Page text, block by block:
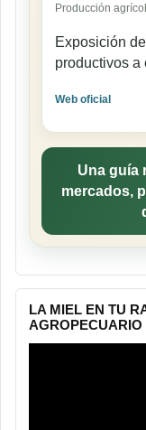
Producción
Exposición
productivos a
Web oficial
Una guía
mercados,
LA MIEL EN TU
AGROPECUARIO